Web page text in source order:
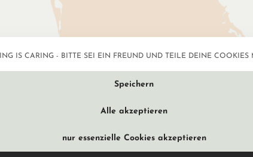
IS CARING - BITTE SEI EIN FREUND UND TEILE DEINE COOKIES
Speichern
Alle akzeptieren
nur essenzielle Cookies akzeptieren